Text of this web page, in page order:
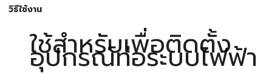
วิธีใช้งาน
ใช้สำหรับเพื่อติดตั้ง
อุปกรณ์ท่อระบบไฟฟ้า